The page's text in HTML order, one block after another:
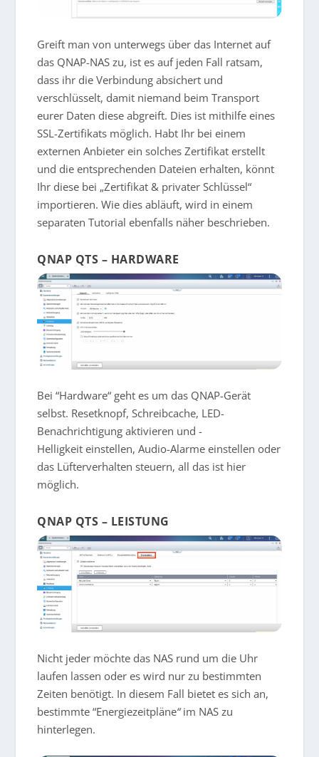
Greift man von unterwegs über das Internet auf
das QNAP-NAS zu, ist es auf jeden Fall ratsam,
dass ihr die Verbindung absichert und
verschlüsselt, damit niemand beim Transport
eurer Daten diese abgreift. Dies ist mithilfe eines
SSL-Zertifikats möglich. Habt Ihr bei einem
externen Anbieter ein solches Zertifikat erstellt
und die entsprechenden Dateien erhalten, könnt
Ihr diese bei „Zertifikat & privater Schlüssel“
importieren. Wie dies abläuft, wird in einem
separaten Tutorial ebenfalls näher beschrieben.
QNAP QTS – HARDWARE
Bei “Hardware“ geht es um das QNAP-Gerät
selbst. Resetknopf, Schreibcache, LED-
Benachrichtigung aktivieren und -
Helligkeit einstellen, Audio-Alarme einstellen oder
das Lüfterverhalten steuern, all das ist hier
möglich.
QNAP QTS – LEISTUNG
Nicht jeder möchte das NAS rund um die Uhr
laufen lassen oder es wird nur zu bestimmten
Zeiten benötigt. In diesem Fall bietet es sich an,
bestimmte “Energiezeitpläne“im NAS zu
hinterlegen.